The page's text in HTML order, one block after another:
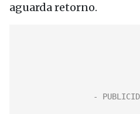
aguarda retorno.